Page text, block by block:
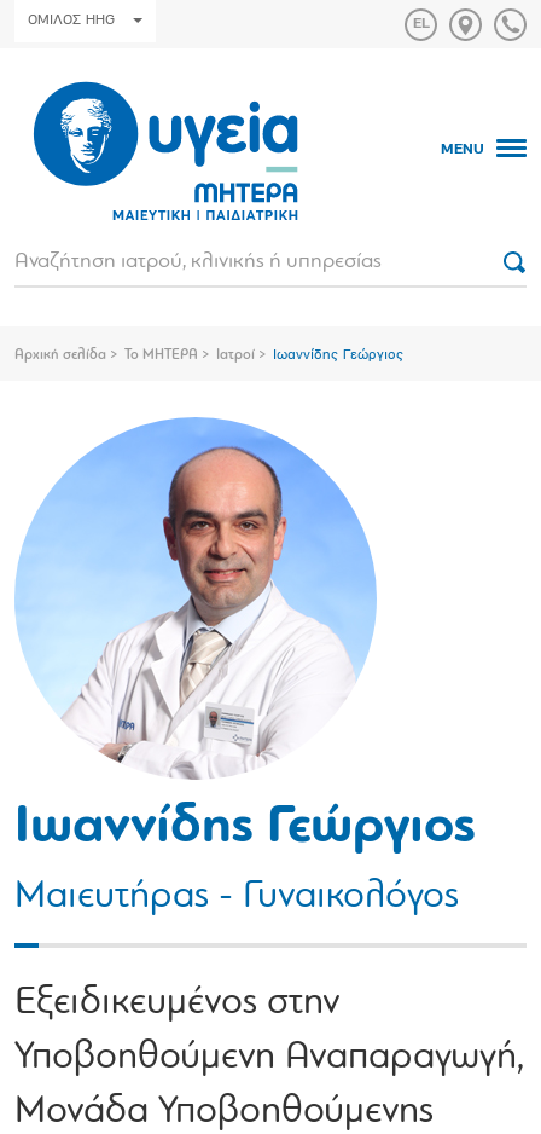
ΟΜΙΛΟΣ HHG
MENU
Αρχική σελίδα Το ΜΗΤΕΡΑ Ιατροί Ιωαννίδης Γεώργιος
Ιωαννίδης Γεώργιος
Μαιευτήρας - Γυναικολόγος
Eξειδικευμένος στην
Υποβοηθούμενη Αναπαραγωγή,
Μονάδα Υποβοηθούμενης